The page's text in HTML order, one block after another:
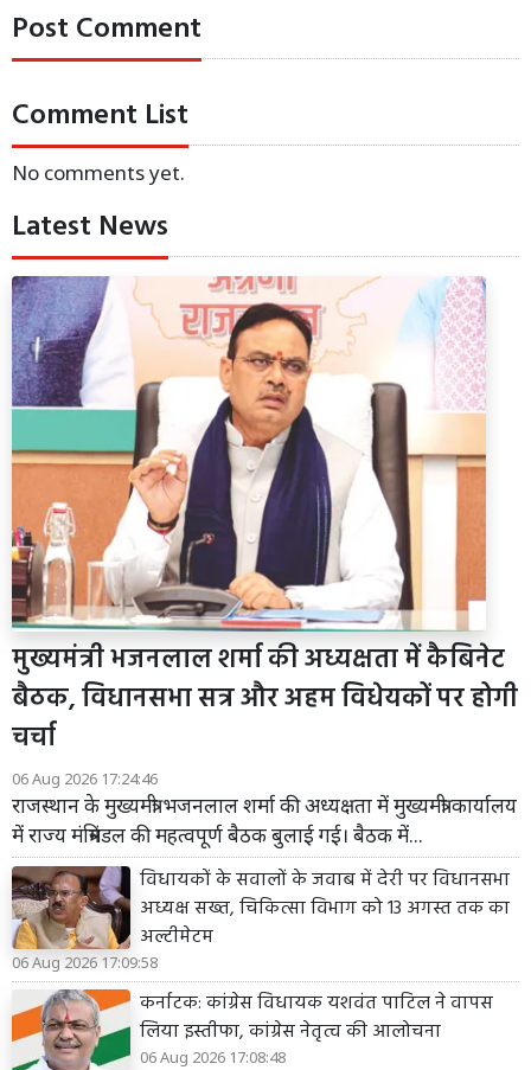
Post Comment
Comment List
No comments yet.
Latest News
मुख्यमंत्री भजनलाल शर्मा की अध्यक्षता में कैबिनेट
बैठक, विधानसभा सत्र और अहम विधेयकों पर होगी
चर्चा
06 Aug 2026 17:24:46
राजस्थान के मुख्यमंत्री भजनलाल शर्मा की अध्यक्षता में मुख्यमंत्री कार्यालय
में राज्य मंत्रिमंडल की महत्वपूर्ण बैठक बुलाई गई। बैठक में...
विधायकों के सवालों के जवाब में देरी पर विधानसभा
अध्यक्ष सख्त, चिकित्सा विभाग को 13 अगस्त तक का
अल्टीमेटम
06 Aug 2026 17:09:58
कर्नाटक: कांग्रेस विधायक यशवंत पाटिल ने वापस
लिया इस्तीफा, कांग्रेस नेतृत्व की आलोचना
06 Aug 2026 17:08:48